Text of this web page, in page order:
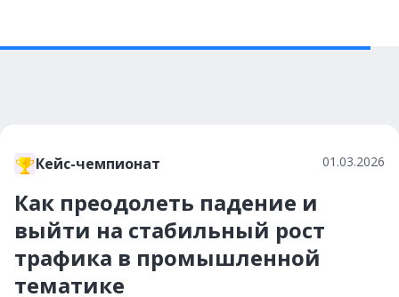
Кейс-чемпионат 01.03.2026
Как преодолеть падение и
выйти на стабильный рост
трафика в промышленной
тематике